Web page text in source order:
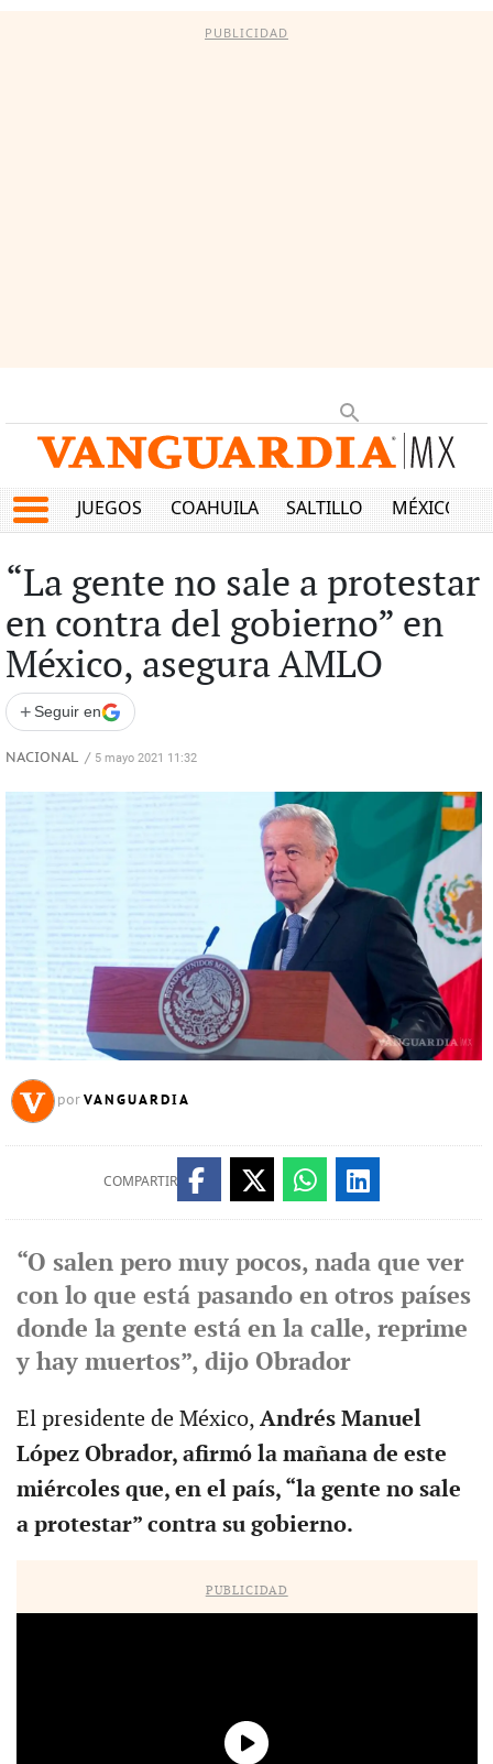
PUBLICIDAD
JUEGOS COAHUILA SALTILLO MÉXICO
“La gente no sale a protestar
en contra del gobierno” en
México, asegura AMLO
+ Seguir en
NACIONAL / 5 mayo 2021 11:32
por VANGUARDIA
COMPARTIR
“O salen pero muy pocos, nada que ver
con lo que está pasando en otros países
donde la gente está en la calle, reprime
y hay muertos”, dijo Obrador
El presidente de México, Andrés Manuel
López Obrador, afirmó la mañana de este
miércoles que, en el país, “la gente no sale
a protestar” contra su gobierno.
PUBLICIDAD